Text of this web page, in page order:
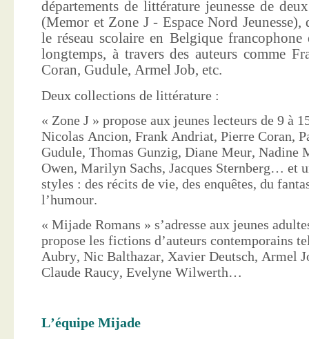
départements de littérature jeunesse de
(Memor et Zone J - Espace Nord
le réseau scolaire en Belgique francophone
longtemps, à travers des auteurs comme
Coran, Gudule, Armel Job, etc.
Deux collections de littérature :
« Zone J » propose aux jeunes lecteurs de 9 à
Nicolas Ancion, Frank Andriat, Pierre Coran,
Gudule, Thomas Gunzig, Diane Meur, Nadine
Owen, Marilyn Sachs, Jacques Sternberg… et
styles : des récits de vie, des enquêtes, du
l’humour.
« Mijade Romans » s’adresse aux jeunes
propose les fictions d’auteurs contemporains
Aubry, Nic Balthazar, Xavier Deutsch, Armel
Claude Raucy, Evelyne Wilwerth…
L’équipe Mijade